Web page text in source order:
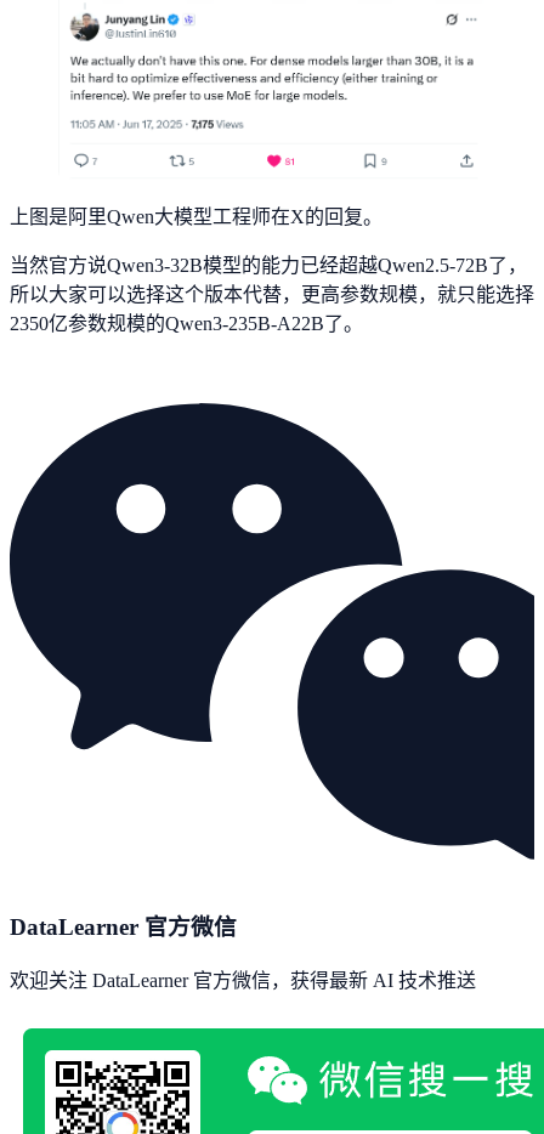
上图是阿里Qwen大模型工程师在X的回复。
当然官方说Qwen3-32B模型的能力已经超越Qwen2.5-72B了，
所以大家可以选择这个版本代替，更高参数规模，就只能选择
2350亿参数规模的Qwen3-235B-A22B了。
DataLearner 官方微信
欢迎关注 DataLearner 官方微信，获得最新 AI 技术推送